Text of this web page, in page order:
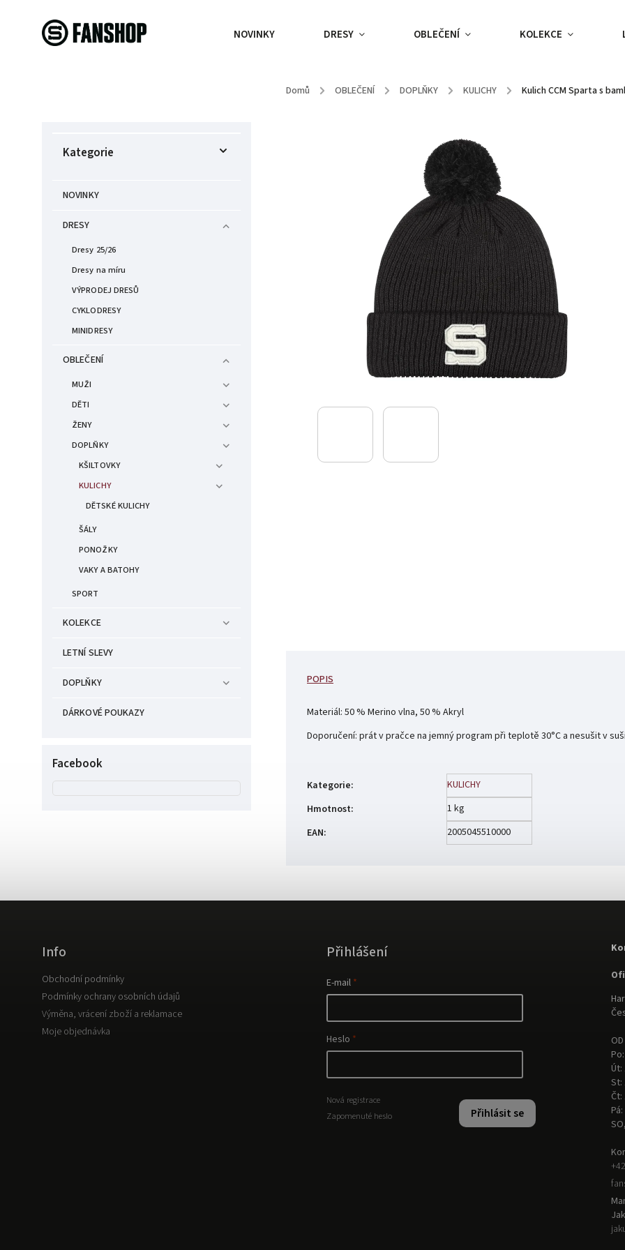
NOVINKY DRESY OBLEČENÍ KOLEKCE
Domů / OBLEČENÍ / DOPLŇKY / KULICHY / Kulich CCM Sparta s
Kategorie
NOVINKY
DRESY
Dresy 25/26
Dresy na míru
VÝPRODEJ DRESŮ
CYKLODRESY
MINIDRESY
OBLEČENÍ
MUŽI
DĚTI
ŽENY
DOPLŇKY
KŠILTOVKY
KULICHY
DĚTSKÉ KULICHY
ŠÁLY
PONOŽKY
VAKY A BATOHY
SPORT
KOLEKCE
LETNÍ SLEVY
DOPLŇKY
DÁRKOVÉ POUKAZY
Facebook
POPIS
Materiál: 50 % Merino vlna, 50 % Akryl
Doporučení: prát v pračce na jemný program při teplotě 30°C a nesušit v
Kategorie:
KULICHY
Hmotnost:
1 kg
EAN: 2005045510000
Info
Obchodní podmínky
Podmínky ochrany osobních údajů
Výměna, vrácení zboží a reklamace
Moje objednávka
Přihlášení
E-mail
Heslo
Přihlásit se
Nová registrace
Zapomenuté heslo
Út:
St:
Čt: